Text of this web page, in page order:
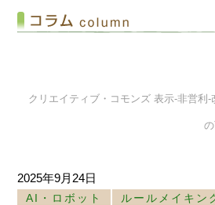
クリエイティブ・コモンズ 表示-非営利
2025年9月24日
AI・ロボット
ルールメイキン